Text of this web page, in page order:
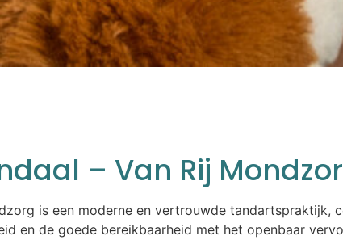
– Van Rij
is een moderne en vertrouwde tandartspraktijk,
en de goede bereikbaarheid met het openbaar